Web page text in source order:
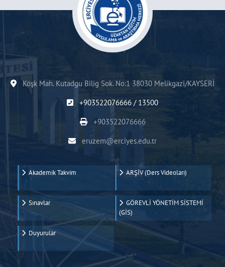
Köşk Mah. Kutadgu Bilig Sok. No:1 38030 Melikgazi/KAYSERİ
+903522076666 / 13500
+903522076666
eruzem@erciyes.edu.tr
Akademik Takvim ARŞİV (Ders Videoları)
Sınavlar
GÖREVLİ YÖNETİM SİSTEMİ
(GİS)
Duyurular